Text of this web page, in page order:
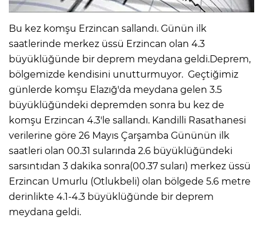
Bu kez komşu Erzincan sallandı. Günün ilk
saatlerinde merkez üssü Erzincan olan 4.3
büyüklüğünde bir deprem meydana geldi.Deprem,
bölgemizde kendisini unutturmuyor. Geçtiğimiz
günlerde komşu Elazığ'da meydana gelen 3.5
büyüklüğündeki depremden sonra bu kez de
komşu Erzincan 4.3'le sallandı. Kandilli Rasathanesi
verilerine göre 26 Mayıs Çarşamba Gününün ilk
saatleri olan 00.31 sularında 2.6 büyüklüğündeki
sarsıntıdan 3 dakika sonra(00.37 suları) merkez üssü
Erzincan Umurlu (Otlukbeli) olan bölgede 5.6 metre
derinlikte 4.1-4.3 büyüklüğünde bir deprem
meydana geldi.